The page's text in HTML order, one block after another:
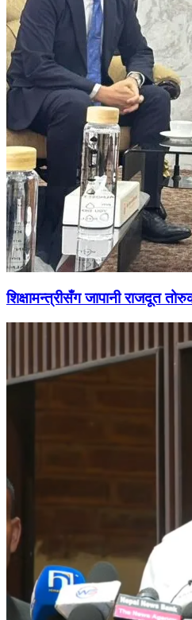
शिक्षामन्त्रीसँग जापानी राजदूत